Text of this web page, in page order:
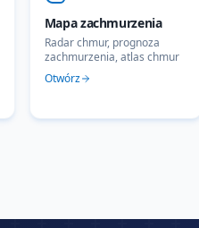
Mapa zachmurzenia
Radar chmur, prognoza
zachmurzenia, atlas chmur
Otwórz